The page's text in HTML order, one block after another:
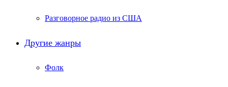
Разговорное радио из США
Другие жанры
Фолк